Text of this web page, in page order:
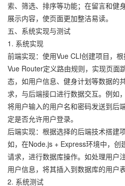
索、筛选、排序等功能；在留言和健
展示内容，使页面更加整洁易读。
五、系统实现与测试
1. 系统实现
前端实现：使用Vue CLI创建项目，
Vue Router定义路由规则，实现页面
态，如用户信息、健身计划等数据的
求，与后端接口进行数据交互。例如
将用户输入的用户名和密码发送到后
定是否允许用户登录。
后端实现：根据选择的后端技术搭建
如，在Node.js + Express环境中，创
请求，进行数据库操作。如处理用户
用户信息，将其插入到数据库的用户表
2. 系统测试